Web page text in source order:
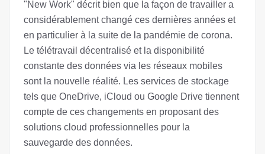
"New Work" décrit bien que la façon de travailler a
considérablement changé ces dernières années et
en particulier à la suite de la pandémie de corona.
Le télétravail décentralisé et la disponibilité
constante des données via les réseaux mobiles
sont la nouvelle réalité. Les services de stockage
tels que OneDrive, iCloud ou Google Drive tiennent
compte de ces changements en proposant des
solutions cloud professionnelles pour la
sauvegarde des données.